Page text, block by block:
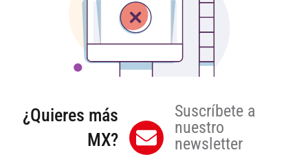
¿Quieres más
MX?
Suscríbete a
nuestro
newsletter